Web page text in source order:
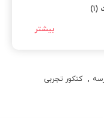
, کنکور تجربی